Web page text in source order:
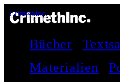
CrimethInc.
Bücher
Materialien